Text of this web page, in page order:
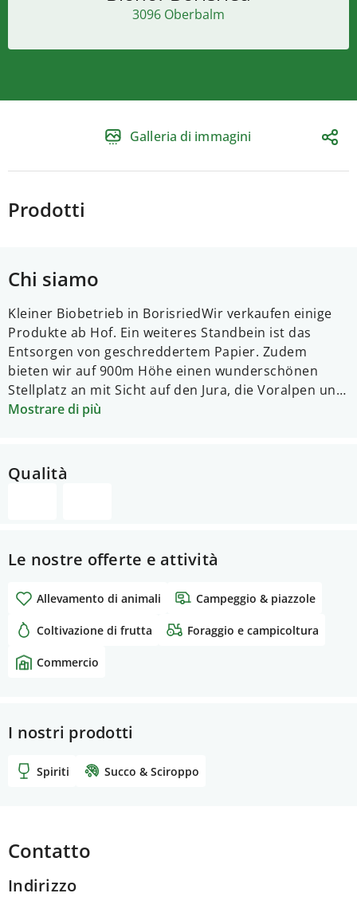
3096 Oberbalm
Galleria di immagini
Prodotti
Chi siamo
Kleiner Biobetrieb in BorisriedWir verkaufen einige
Produkte ab Hof. Ein weiteres Standbein ist das
Entsorgen von geschreddertem Papier. Zudem
bieten wir auf 900m Höhe einen wunderschönen
Stellplatz an mit Sicht auf den Jura, die Voralpen und
die Jungfrauregion.
Mostrare di più
Qualità
Le nostre offerte e attività
Allevamento di animali Campeggio & piazzole
Coltivazione di frutta Foraggio e campicoltura
Commercio
I nostri prodotti
Spiriti Succo & Sciroppo
Contatto
Indirizzo